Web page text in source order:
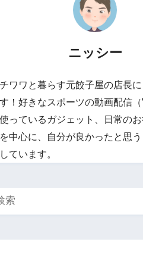
ニッシー
チワワと暮らす元餃子屋の店長
す！好きなスポーツの動画配信（
使っているガジェット、日常の
を中心に、自分が良かったと思
しています。